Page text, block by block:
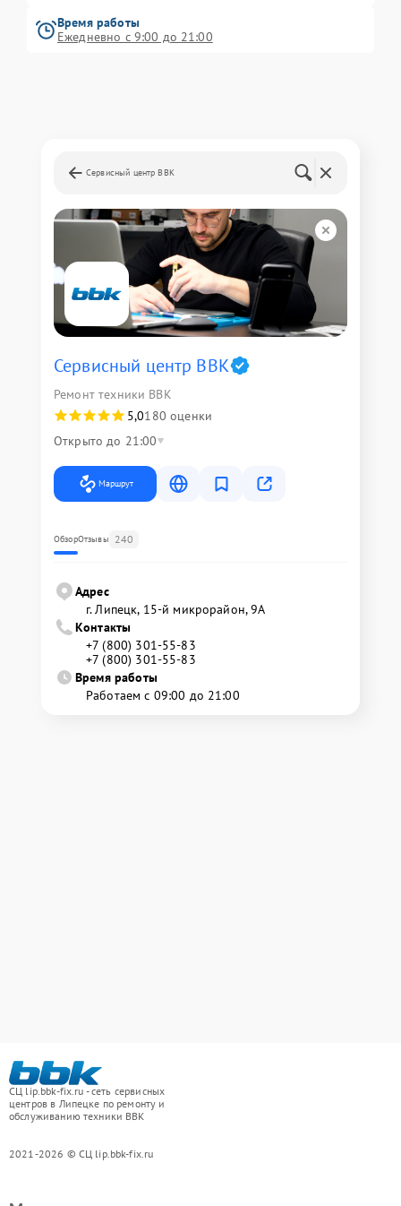
Время работы
Ежедневно с 9:00 до 21:00
Сервисный центр BBK
Сервисный центр BBK
Ремонт техники BBK
5,0180 оценки
Открыто до 21:00
Маршрут
ОбзорОтзывы 240
Адрес
г. Липецк, 15-й микрорайон, 9А
Контакты
+7 (800) 301-55-83
+7 (800) 301-55-83
Время работы
Работаем с 09:00 до 21:00
СЦ lip.bbk-fix.ru - сеть сервисных
центров в Липецке по ремонту и
обслуживанию техники BBK
2021-2026 © СЦ lip.bbk-fix.ru